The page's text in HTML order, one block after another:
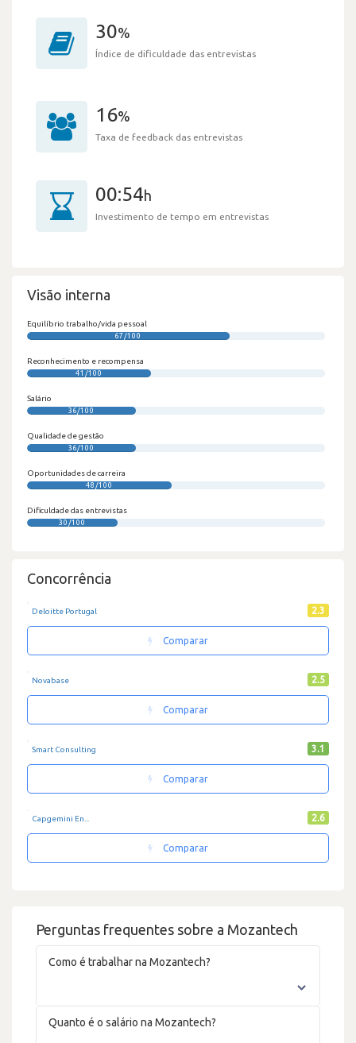
30%
Índice de dificuldade das entrevistas
16%
Taxa de feedback das entrevistas
00:54h
Investimento de tempo em entrevistas
Perguntas frequentes sobre a Mozantech
Como é trabalhar na Mozantech?
Quanto é o salário na Mozantech?
Visão interna
Equilíbrio trabalho/vida pessoal
67/100
Reconhecimento e recompensa
41/100
Salário
36/100
Qualidade de gestão
36/100
Oportunidades de carreira
48/100
Dificuldade das entrevistas
30/100
Concorrência
Deloitte Portugal 2.3
Comparar
Novabase 2.5
Comparar
Smart Consulting 3.1
Comparar
Capgemini En... 2.6
Comparar